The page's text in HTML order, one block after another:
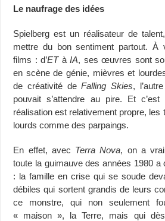
Le naufrage des idées
Spielberg est un réalisateur de
mettre du bon sentiment partout. À
films : d’ETàIA, ses œuvres sont
en scène de génie, mièvres et
de créativité deFalling Skies,
pouvait s’attendre au pire. Et
réalisation est relativement propre, les
lourds comme des parpaings.
En effet, avec Terra Nova, on a
toute la guimauve des années 1980 a
: la famille en crise qui se soude
débiles qui sortent grandis de leurs
ce monstre, qui non seulement
« maison », la Terre, mais qui